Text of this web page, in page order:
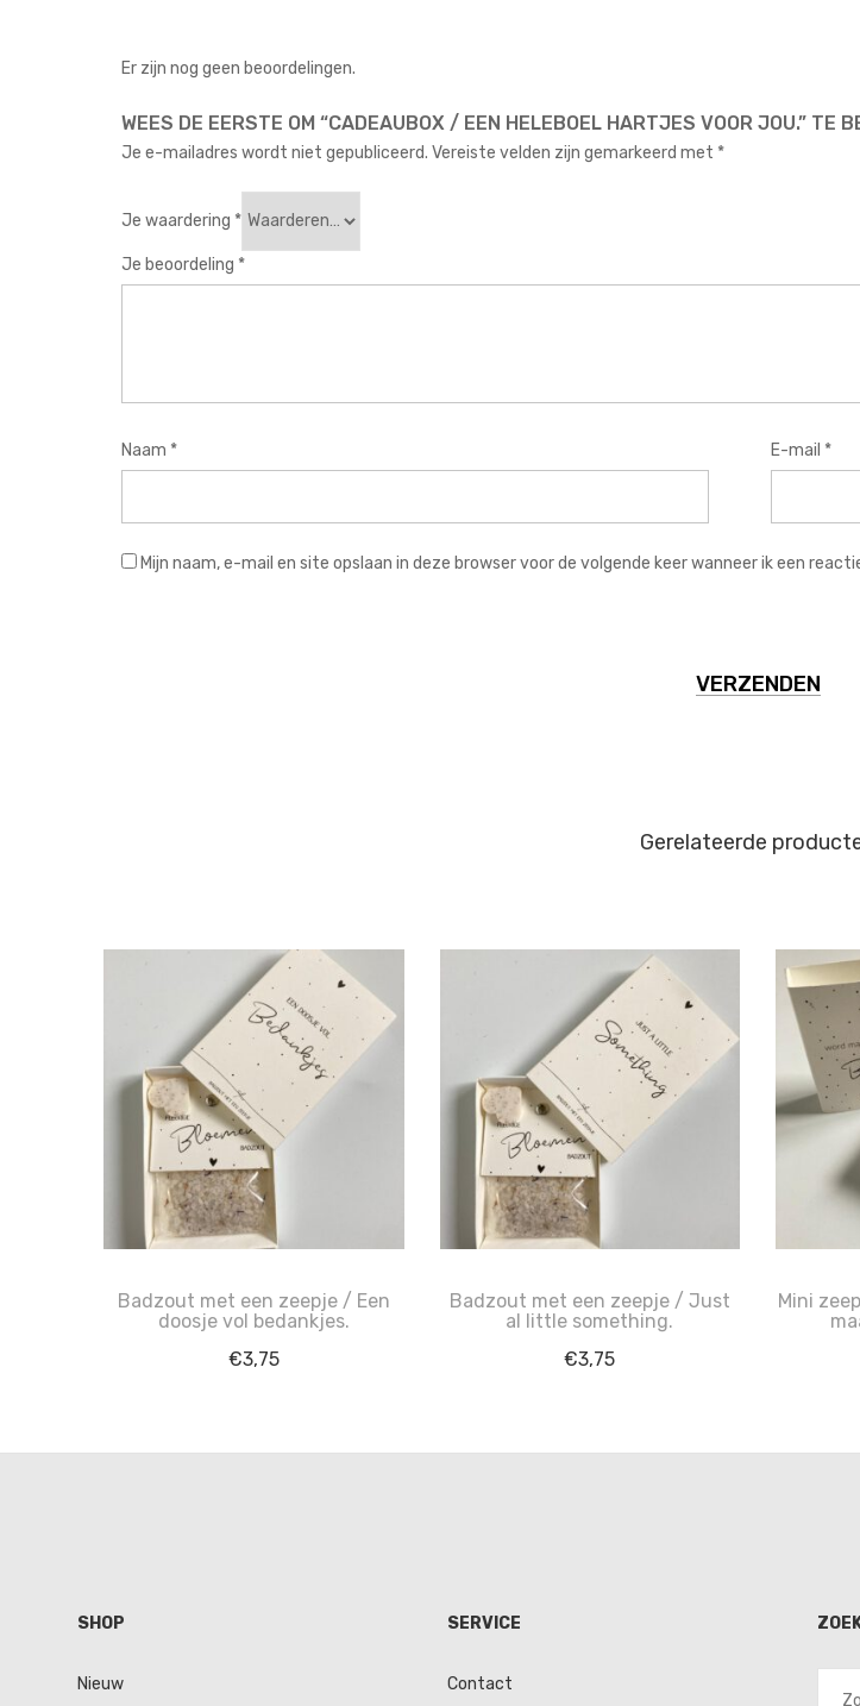
Er zijn nog geen beoordelingen.
WEES DE EERSTE OM “CADEAUBOX / EEN HELEBOEL HARTJES VOOR JOU.” TE
Je e-mailadres wordt niet gepubliceerd. Vereiste velden zijn gemarkeerd met *
Je waardering *
Je beoordeling *
Naam * E-mail *
Mijn naam, e-mail en site opslaan in deze browser voor de volgende keer wanneer ik een
Gerelateerde
Badzout met een zeepje / Een
doosje vol bedankjes.
€3,75
Badzout met een zeepje / Just
al little something.
€3,75
Mini
SHOP
Nieuw
SERVICE
Contact